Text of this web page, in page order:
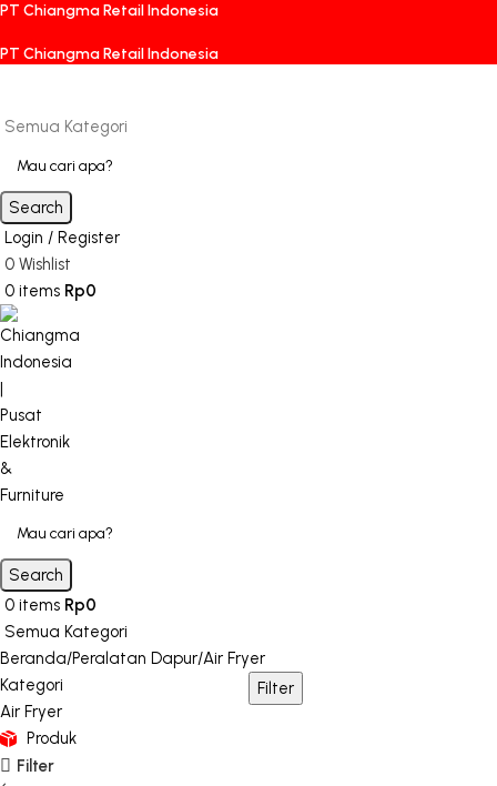
PT Chiangma Retail Indonesia
PT Chiangma Retail Indonesia
Semua Kategori
Search
Login / Register
0 Wishlist
0 items Rp0
Search
0 items Rp0
Semua Kategori
Beranda Peralatan Dapur Air Fryer
Kategori
Air Fryer
Filter
Produk
Filter